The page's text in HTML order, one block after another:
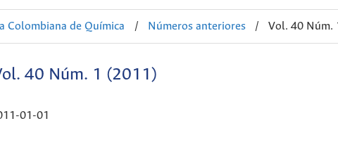
Colombiana de Química / Números anteriores / Vol. 40 Núm.
40 Núm. 1 (2011)
01-01